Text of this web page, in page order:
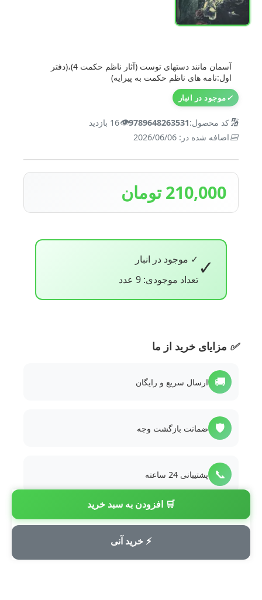
آسمان مانند دستهای توست (آثار ناظم حکمت 4)،(دفتر
اول:نامه های ناظم حکمت به پیرایه)
✓موجود در انبار
🔢کد محصول:9789648263531
👁️16 بازدید
📅اضافه شده در: 2026/06/06
210,000 تومان
✓ ✓ موجود در انبار
تعداد موجودی: 9 عدد
🛒 افزودن به سبد خرید
⚡ خرید آنی
✅ مزایای خرید از ما
🚚 ارسال سریع و رایگان
🛡️ ضمانت بازگشت وجه
📞 پشتیبانی 24 ساعته
💳 پرداخت امن